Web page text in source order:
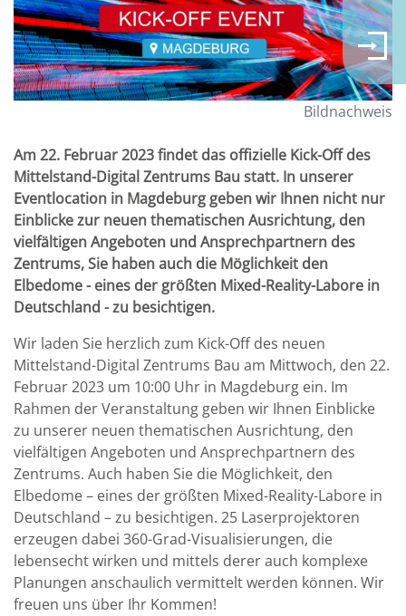
Bildnachweis
Am 22. Februar 2023 findet das offizielle Kick-Off des
Mittelstand-Digital Zentrums Bau statt. In unserer
Eventlocation in Magdeburg geben wir Ihnen nicht nur
Einblicke zur neuen thematischen Ausrichtung, den
vielfältigen Angeboten und Ansprechpartnern des
Zentrums, Sie haben auch die Möglichkeit den
Elbedome - eines der größten Mixed-Reality-Labore in
Deutschland - zu besichtigen.
Wir laden Sie herzlich zum Kick-Off des neuen
Mittelstand-Digital Zentrums Bau am Mittwoch, den 22.
Februar 2023 um 10:00 Uhr in Magdeburg ein. Im
Rahmen der Veranstaltung geben wir Ihnen Einblicke
zu unserer neuen thematischen Ausrichtung, den
vielfältigen Angeboten und Ansprechpartnern des
Zentrums. Auch haben Sie die Möglichkeit, den
Elbedome – eines der größten Mixed-Reality-Labore in
Deutschland – zu besichtigen. 25 Laserprojektoren
erzeugen dabei 360-Grad-Visualisierungen, die
lebensecht wirken und mittels derer auch komplexe
Planungen anschaulich vermittelt werden können. Wir
freuen uns über Ihr Kommen!